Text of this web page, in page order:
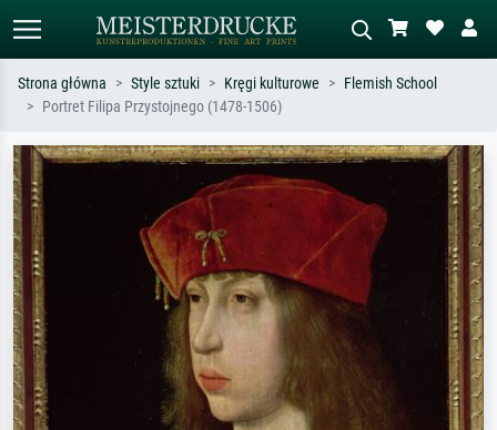
Szukaj wg artysty, tytułu lub stylu – np.
impresjonizm, fala Hokusaia, akt.
Opisz scenę – np. zielona łąka,
abstrakcja z czerwienią, ciemny olej,
stojący akt obok drzewa.
Strona główna Style sztuki Kręgi kulturowe
Flemish School
Portret Filipa Przystojnego (1478-1506)